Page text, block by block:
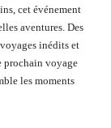
cet événement
aventures. Des
inédits et
prochain voyage
les moments